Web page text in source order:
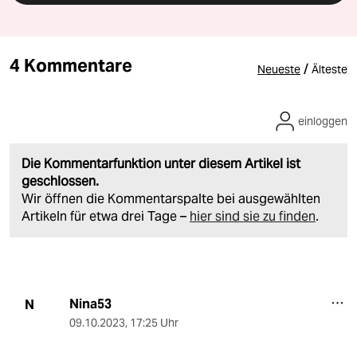
4 Kommentare Neueste / Älteste
Die Kommentarfunktion unter diesem Artikel ist
geschlossen.
Wir öffnen die Kommentarspalte bei ausgewählten
Artikeln für etwa drei Tage – hier sind sie zu finden.
einloggen
N Nina53
09.10.2023, 17:25 Uhr